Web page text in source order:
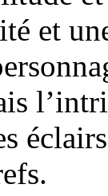
et